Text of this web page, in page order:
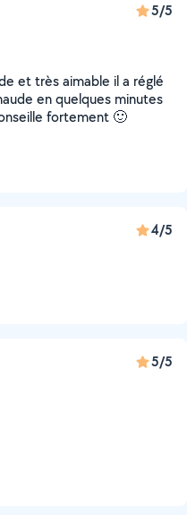
5/5
et très aimable il a réglé
en quelques minutes
fortement 🙂
4/5
5/5